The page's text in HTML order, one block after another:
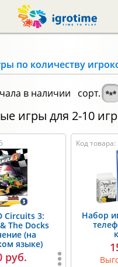
по количеству
в наличии сорт.
игры для 2-10
Circuits 3:
The Docks
(на
языке)
руб.
Код товара:
Набор